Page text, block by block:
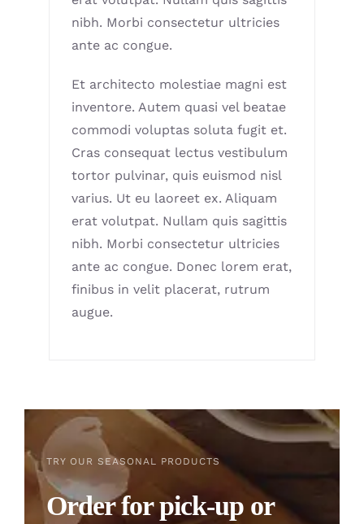
nibh. Morbi consectetur ultricies
ante ac congue.
Et architecto molestiae magni est
inventore. Autem quasi vel beatae
commodi voluptas soluta fugit et.
Cras consequat lectus vestibulum
tortor pulvinar, quis euismod nisl
varius. Ut eu laoreet ex. Aliquam
erat volutpat. Nullam quis sagittis
nibh. Morbi consectetur ultricies
ante ac congue. Donec lorem erat,
finibus in velit placerat, rutrum
augue.
TRY OUR SEASONAL PRODUCTS
Order for pick-up or